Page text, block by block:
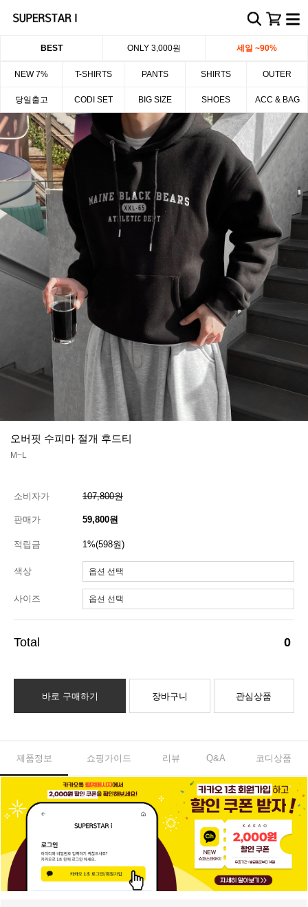
BEST ONLY 3,000원 세일 ~90%
NEW 7% T-SHIRTS PANTS SHIRTS OUTER
당일출고 CODI SET BIG SIZE SHOES ACC & BAG
오버핏 수피마 절개 후드티
M~L
소비자가 107,800원
판매가 59,800원
적립금 1%(598원)
색상
사이즈
0
바로 구매하기 장바구니 관심상품
제품정보 쇼핑가이드 리뷰 Q&A 코디상품